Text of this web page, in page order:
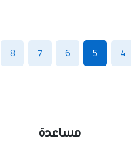
4
5
6
7
8
مساعدة